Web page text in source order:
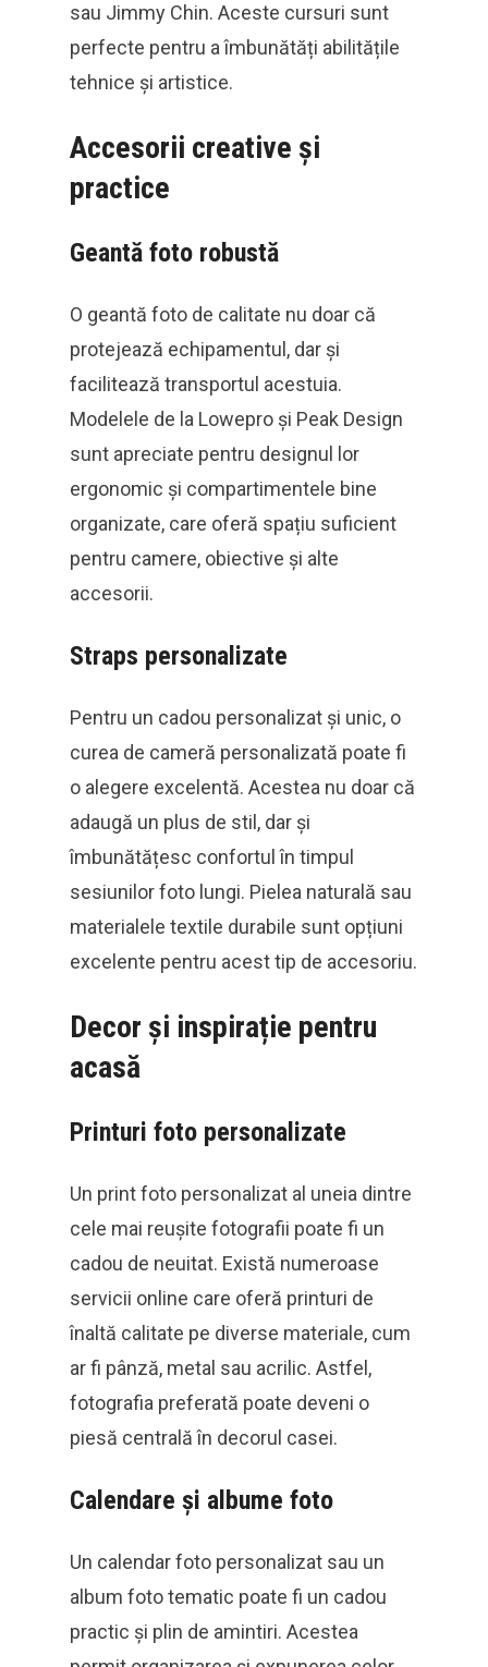
sau Jimmy Chin. Aceste cursuri sunt
perfecte pentru a îmbunătăți abilitățile
tehnice și artistice.
Accesorii creative și
practice
Geantă foto robustă
O geantă foto de calitate nu doar că
protejează echipamentul, dar și
facilitează transportul acestuia.
Modelele de la Lowepro și Peak Design
sunt apreciate pentru designul lor
ergonomic și compartimentele bine
organizate, care oferă spațiu suficient
pentru camere, obiective și alte
accesorii.
Straps personalizate
Pentru un cadou personalizat și unic, o
curea de cameră personalizată poate fi
o alegere excelentă. Acestea nu doar că
adaugă un plus de stil, dar și
îmbunătățesc confortul în timpul
sesiunilor foto lungi. Pielea naturală sau
materialele textile durabile sunt opțiuni
excelente pentru acest tip de accesoriu.
Decor și inspirație pentru
acasă
Printuri foto personalizate
Un print foto personalizat al uneia dintre
cele mai reușite fotografii poate fi un
cadou de neuitat. Există numeroase
servicii online care oferă printuri de
înaltă calitate pe diverse materiale, cum
ar fi pânză, metal sau acrilic. Astfel,
fotografia preferată poate deveni o
piesă centrală în decorul casei.
Calendare și albume foto
Un calendar foto personalizat sau un
album foto tematic poate fi un cadou
practic și plin de amintiri. Acestea